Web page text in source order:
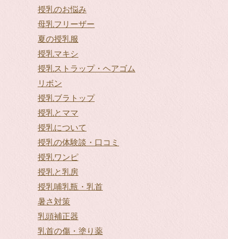
授乳のお悩み
母乳フリーザー
夏の授乳服
授乳マキシ
授乳ストラップ・ヘアゴム
リボン
授乳ブラトップ
授乳とママ
授乳について
授乳の体験談・口コミ
授乳ワンピ
授乳と乳房
授乳哺乳瓶・乳首
暑さ対策
乳頭補正器
乳首の傷・塗り薬